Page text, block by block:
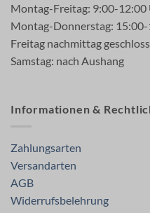
Montag-Freitag: 9:00-12:00
Montag-Donnerstag:
Freitag nachmittag
Samstag: nach Aushang
Informationen &
Zahlungsarten
Versandarten
AGB
Widerrufsbelehrung